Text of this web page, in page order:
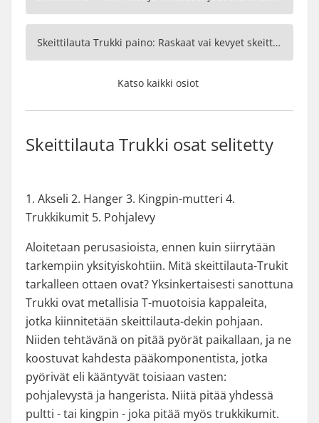
Skeittilauta Trukki paino: Raskaat vai kevyet skeittilauta Trukki?
Katso kaikki osiot
Skeittilauta Trukki osat selitetty
1. Akseli 2. Hanger 3. Kingpin-mutteri 4.
Trukkikumit 5. Pohjalevy
Aloitetaan perusasioista, ennen kuin siirrytään
tarkempiin yksityiskohtiin. Mitä skeittilauta-Trukit
tarkalleen ottaen ovat? Yksinkertaisesti sanottuna
Trukki ovat metallisia T-muotoisia kappaleita,
jotka kiinnitetään skeittilauta-dekin pohjaan.
Niiden tehtävänä on pitää pyörät paikallaan, ja ne
koostuvat kahdesta pääkomponentista, jotka
pyörivät eli kääntyvät toisiaan vasten:
pohjalevystä ja hangerista. Niitä pitää yhdessä
pultti - tai kingpin - joka pitää myös trukkikumit.